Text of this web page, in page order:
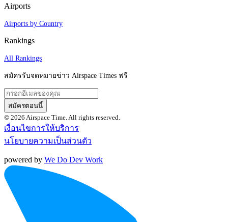
Airports
Airports by Country
Rankings
All Rankings
สมัครรับจดหมายข่าว Airspace Times ฟรี
สมัครตอนนี้
© 2026 Airspace Time. All rights reserved.
เงื่อนไขการให้บริการ
นโยบายความเป็นส่วนตัว
powered by We Do Dev Work